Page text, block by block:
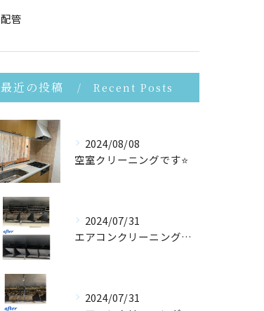
配管
最近の投稿 Recent Posts
2024/08/08
空室クリーニングです⭐️
2024/07/31
エアコンクリーニングさせて頂きました！
2024/07/31